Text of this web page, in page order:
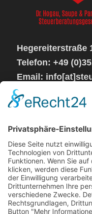
Hegereiterstraße
Telefon: +49
Email:
Sprechzeiten:
Mo – Do von 08 –
Steuerkanzlei
Impressum